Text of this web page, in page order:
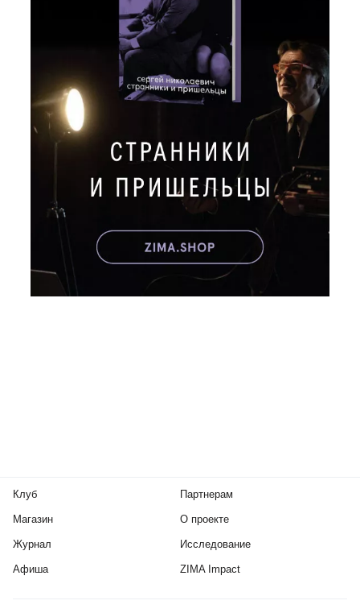
Клуб
Магазин
Журнал
Афиша
Партнерам
О проекте
Исследование
ZIMA Impact